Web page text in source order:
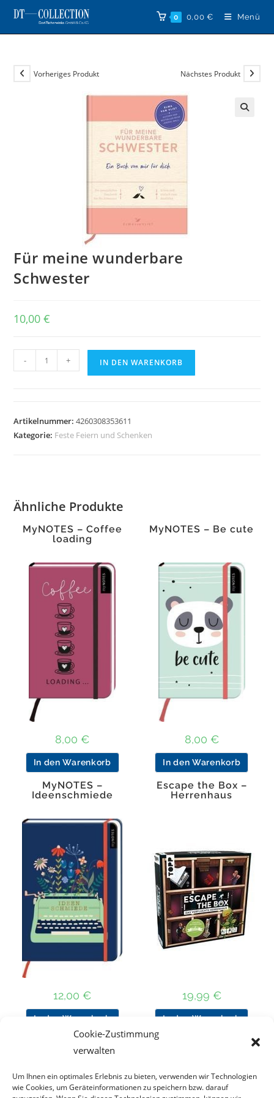
Cookie-Zustimmung
verwalten
Um Ihnen ein optimales Erlebnis zu bieten, verwenden wir Technologien
wie Cookies, um Geräteinformationen zu speichern bzw. darauf
Zum
Inhalt
springen
0 0,00 € Menü
Vorheriges Produkt Nächstes Produkt
Für meine wunderbare
Schwester
10,00€
meine
Menge
- + IN DEN WARENKORB
Artikelnummer:4260308353611
Kategorie: Feste Feiern und Schenken
Ähnliche Produkte
MyNOTES – Coffee
loading
8,00 €
In den Warenkorb
MyNOTES – Be cute
8,00 €
In den Warenkorb
MyNOTES –
Ideenschmiede
12,00 €
In den Warenkorb
Escape the Box –
Herrenhaus
19,99 €
In den Warenkorb
Nach Preis filtern